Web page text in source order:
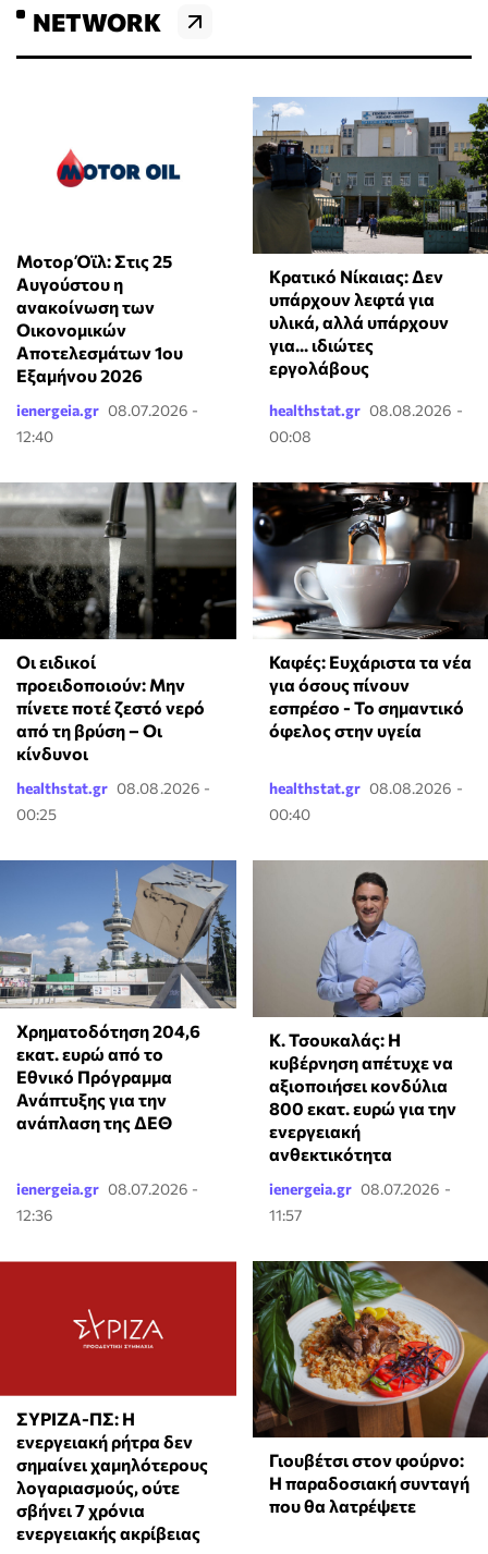
NETWORK
Μοτορ Όϊλ: Στις 25
Αυγούστου η
ανακοίνωση των
Οικονομικών
Αποτελεσμάτων 1ου
Εξαμήνου 2026
ienergeia.gr 08.07.2026 -
12:40
Κρατικό Νίκαιας: Δεν
υπάρχουν λεφτά για
υλικά, αλλά υπάρχουν
για... ιδιώτες
εργολάβους
healthstat.gr 08.08.2026 -
00:08
Οι ειδικοί
προειδοποιούν: Μην
πίνετε ποτέ ζεστό νερό
από τη βρύση – Οι
κίνδυνοι
healthstat.gr 08.08.2026 -
00:25
Καφές: Ευχάριστα τα νέα
για όσους πίνουν
εσπρέσο - Το σημαντικό
όφελος στην υγεία
healthstat.gr 08.08.2026 -
00:40
Χρηματοδότηση 204,6
εκατ. ευρώ από το
Εθνικό Πρόγραμμα
Ανάπτυξης για την
ανάπλαση της ΔΕΘ
ienergeia.gr 08.07.2026 -
12:36
Κ. Τσουκαλάς: Η
κυβέρνηση απέτυχε να
αξιοποιήσει κονδύλια
800 εκατ. ευρώ για την
ενεργειακή
ανθεκτικότητα
ienergeia.gr 08.07.2026 -
11:57
ΣΥΡΙΖΑ-ΠΣ: Η
ενεργειακή ρήτρα δεν
σημαίνει χαμηλότερους
λογαριασμούς, ούτε
σβήνει 7 χρόνια
ενεργειακής ακρίβειας
Γιουβέτσι στον φούρνο:
Η παραδοσιακή συνταγή
που θα λατρέψετε